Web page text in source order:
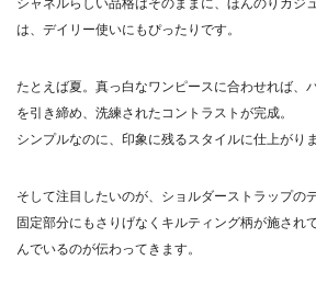
シャネルらしい品格はそのままに、ほんのりカジ
は、デイリー使いにもぴったりです。
たとえば夏。真っ白なワンピースに合わせれば、
を引き締め、洗練されたコントラストが完成。
シンプルなのに、印象に残るスタイルに仕上がりま
そして注目したいのが、ショルダーストラップの
固定部分にもさりげなくキルティング柄が施され
んでいるのが伝わってきます。